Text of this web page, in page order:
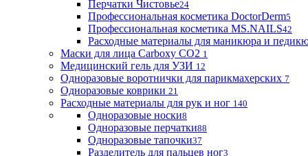
Перчатки Чистовье24
Профессиональная косметика DoctorDerm5
Профессиональная косметика MS.NAILS42
Расходные материалы для маникюра и
Маски для лица Carboxy CO2 1
Медицинский гель для УЗИ 12
Одноразовые воротнички для парикмахерских 7
Одноразовые коврики 21
Расходные материалы для рук и ног 140
Одноразовые носки8
Одноразовые перчатки88
Одноразовые тапочки37
Разделитель для пальцев ног3